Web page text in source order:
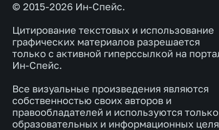
© 2015-2026 Ин-Спейс.
Цитирование текстовых и использование
графических материалов разрешается
только с активной гиперссылкой на
Ин-Спейс.
Все визуальные произведения являются
собственностью своих авторов и
правообладателей и используются
образовательных и информационных